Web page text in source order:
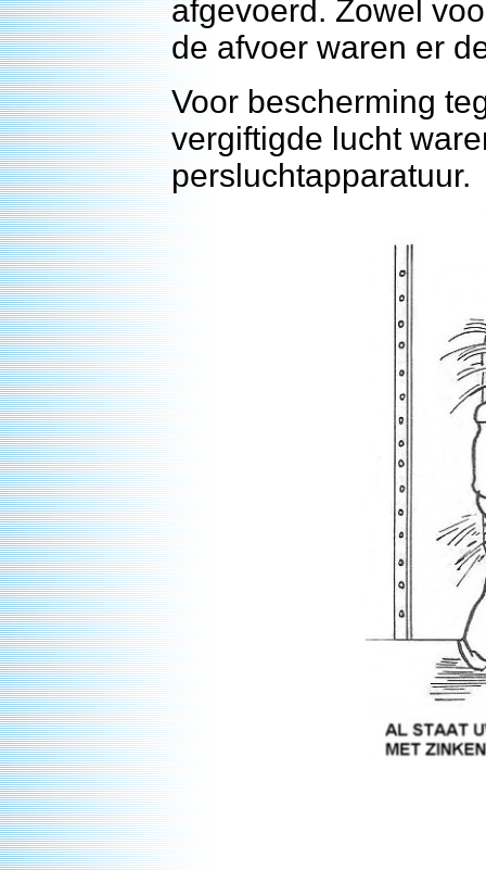
afgevoerd. Zowel
de afvoer waren er
Voor bescherming
vergiftigde lucht
persluchtapparatuur.